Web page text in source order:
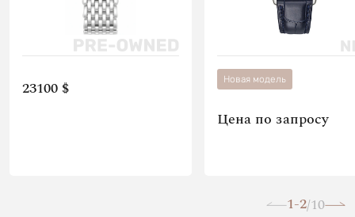
23100 $ Новая модель
Цена по запросу
1-2/10